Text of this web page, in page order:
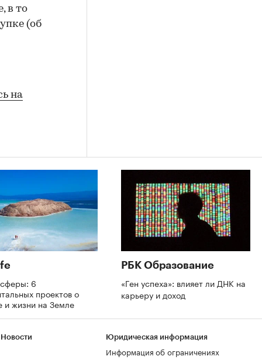
в то
(об
на
6
проектов о
и жизни на Земле
РБК Образование
«Ген успеха»: влияет ли ДНК на
карьеру и доход
Юридическая информация
Информация об ограничениях